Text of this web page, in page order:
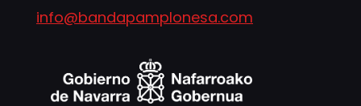
info@bandapamplonesa.com